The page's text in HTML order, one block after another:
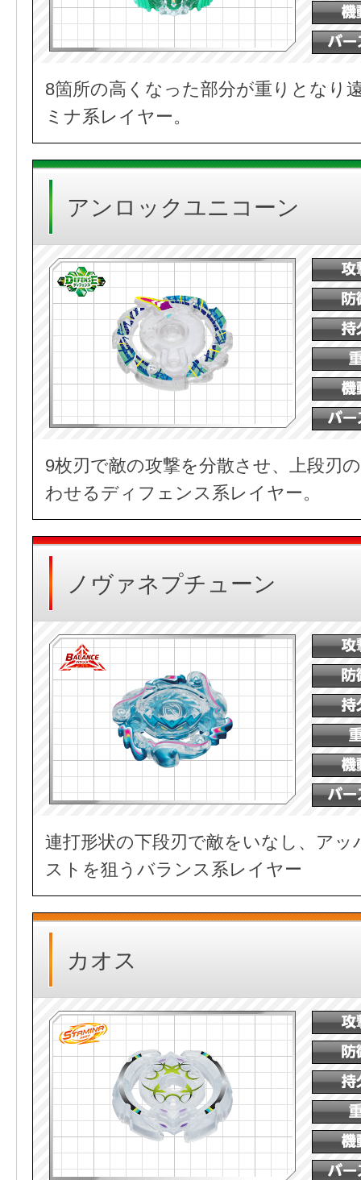
8箇所の高くなった部分が重りとなり
ミナ系レイヤー。
アンロックユニコーン
9枚刃で敵の攻撃を分散させ、上段刃
わせるディフェンス系レイヤー。
ノヴァネプチューン
連打形状の下段刃で敵をいなし、アッ
ストを狙うバランス系レイヤー
カオス